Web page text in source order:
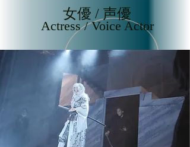
女優 / 声優
Actress / Voice Actor